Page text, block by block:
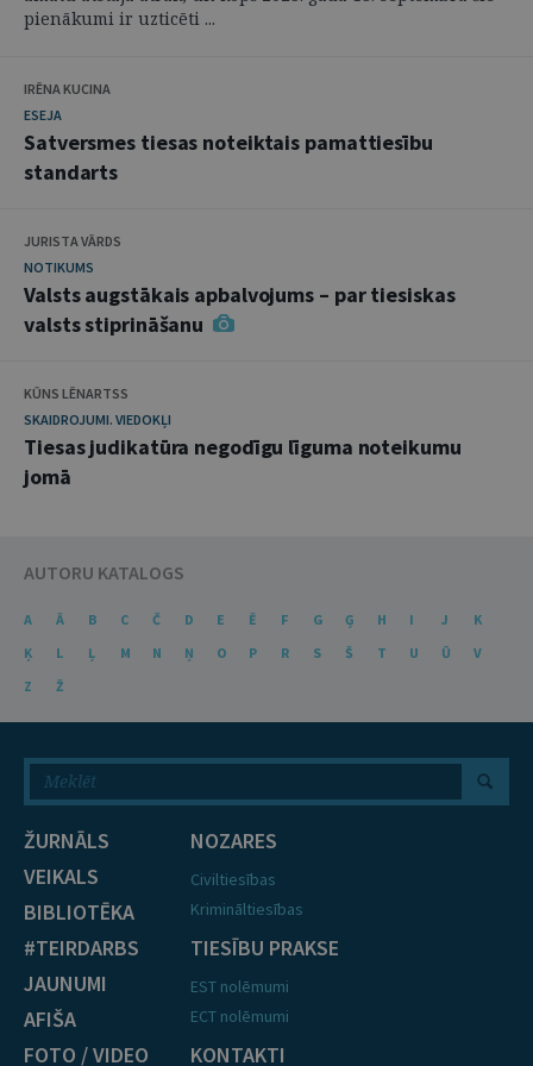
pienākumi ir uzticēti ...
IRĒNA KUCINA
ESEJA
Satversmes tiesas noteiktais pamattiesību
standarts
JURISTA VĀRDS
NOTIKUMS
Valsts augstākais apbalvojums – par tiesiskas
valsts stiprināšanu
KŪNS LĒNARTSS
SKAIDROJUMI. VIEDOKĻI
Tiesas judikatūra negodīgu līguma noteikumu
jomā
AUTORU KATALOGS
A Ā B C Č D E Ē F G Ģ H I J
K
Ķ
L Ļ M N Ņ O P R S Š T U Ū
V
Z
Ž
ŽURNĀLS
VEIKALS
BIBLIOTĒKA
#TEIRDARBS
JAUNUMI
AFIŠA
FOTO / VIDEO
NOZARES
Civiltiesības
Krimināltiesības
TIESĪBU PRAKSE
EST nolēmumi
ECT nolēmumi
KONTAKTI